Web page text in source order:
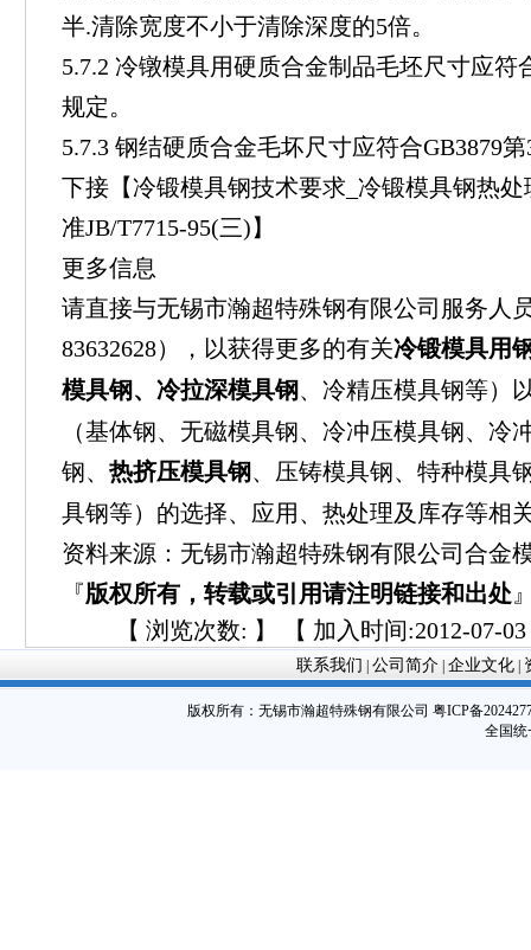
半.清除宽度不小于清除深度的5倍。
5.7.2 冷镦模具用硬质合金制品毛坯尺寸应符
规定。
5.7.3 钢结硬质合金毛坏尺寸应符合GB3879
下接【冷锻模具钢技术要求_冷锻模具钢热
准JB/T7715-95(三)】
更多信息
请直接与无锡市瀚超特殊钢有限公司服务人
83632628），以获得更多的有关冷锻模具用
模具钢、冷拉深模具钢 、冷精压模具钢等）
（基体钢、无磁模具钢、冷冲压模具钢、冷
钢、 热挤压模具钢 、压铸模具钢、特种模具
具钢等）的选择、应用、热处理及库存等相
资料来源：无锡市瀚超特殊钢有限公司合金
『版权所有，转载或引用请注明链接和出处
【 浏览次数: 】 【 加入时间:2012-07-
联系我们 公司简介| 企业文化|
版权所有： 无锡市瀚超特殊钢有限公司 粤ICP备
全国